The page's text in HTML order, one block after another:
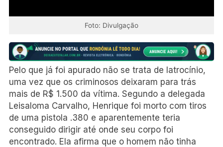
Foto: Divulgação
Pelo que já foi apurado não se trata de latrocínio,
uma vez que os criminosos deixaram para trás
mais de R$ 1.500 da vítima. Segundo a delegada
Leisaloma Carvalho, Henrique foi morto com tiros
de uma pistola .380 e aparentemente teria
conseguido dirigir até onde seu corpo foi
encontrado. Ela afirma que o homem não tinha